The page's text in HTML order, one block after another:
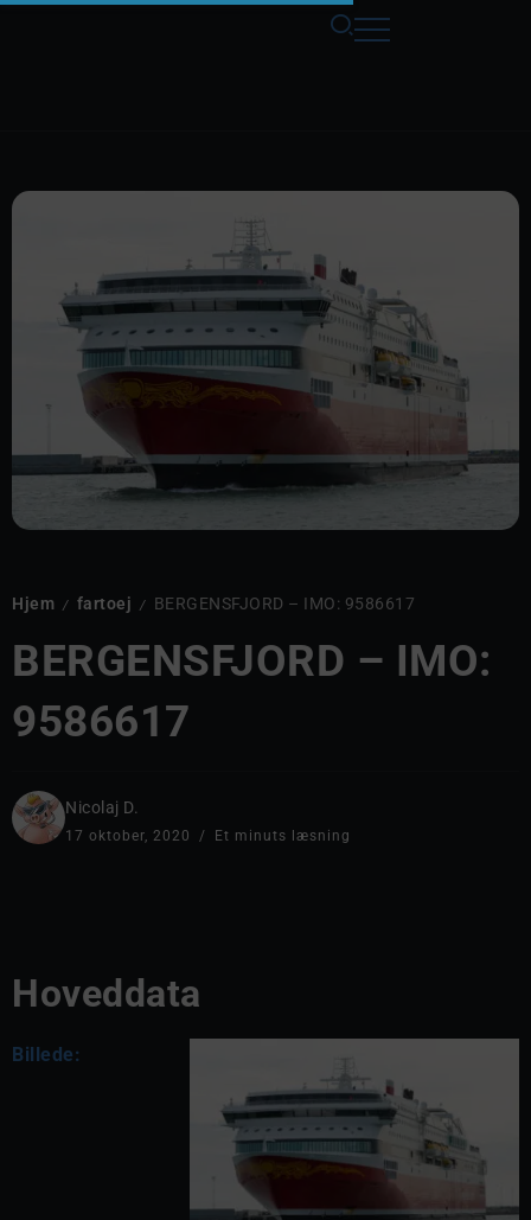
Hjem / fartoej / BERGENSFJORD – IMO: 9586617
BERGENSFJORD – IMO:
9586617
Nicolaj D.
17 oktober, 2020 Et minuts læsning
Hoveddata
Billede: